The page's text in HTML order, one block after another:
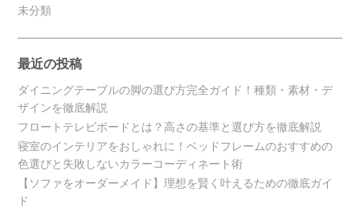
未分類
最近の投稿
ダイニングテーブルの脚の選び方完全ガイド！種類・素材・デ
ザインを徹底解説
フロートテレビボードとは？高さの基準と選び方を徹底解説
寝室のインテリアをおしゃれに！ベッドフレームのおすすめの
色選びと失敗しないカラーコーディネート術
【ソファをオーダーメイド】理想を賢く叶えるための徹底ガイ
ド